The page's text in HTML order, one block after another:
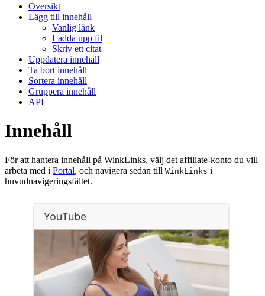
Översikt
Lägg till innehåll
Vanlig länk
Ladda upp fil
Skriv ett citat
Uppdatera innehåll
Ta bort innehåll
Sortera innehåll
Gruppera innehåll
API
Innehåll
För att hantera innehåll på WinkLinks, välj det affiliate-konto du vill
arbeta med i Portal, och navigera sedan till WinkLinks i
huvudnavigeringsfältet.